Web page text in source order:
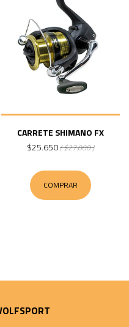
CARRETE SHIMANO FX
$25.650( $27.000 )
COMPRAR